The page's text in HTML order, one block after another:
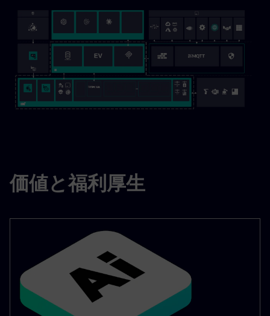
価値と福利厚生